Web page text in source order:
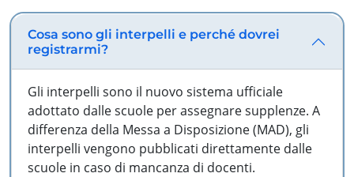
Cosa sono gli interpelli e perché dovrei
registrarmi?
Gli interpelli sono il nuovo sistema ufficiale
adottato dalle scuole per assegnare supplenze. A
differenza della Messa a Disposizione (MAD), gli
interpelli vengono pubblicati direttamente dalle
scuole in caso di mancanza di docenti.